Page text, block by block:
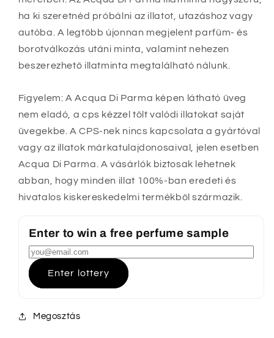
ha ki szeretnéd próbálni az illatot, utazáshoz vagy
autóba. A legtöbb újonnan megjelent parfüm- és
borotválkozás utáni minta, valamint nehezen
beszerezhető illatminta megtalálható nálunk.
Figyelem: A Acqua Di Parma képen látható üveg
nem eladó, a cps kézzel tölt valódi illatokat saját
üvegekbe. A CPS-nek nincs kapcsolata a gyártóval
vagy az illatok márkatulajdonosaival, jelen esetben
Acqua Di Parma. A vásárlók biztosak lehetnek
abban, hogy minden illat 100%-ban eredeti és
hivatalos kiskereskedelmi termékből származik.
Enter to win a free perfume sample
Enter lottery
Megosztás